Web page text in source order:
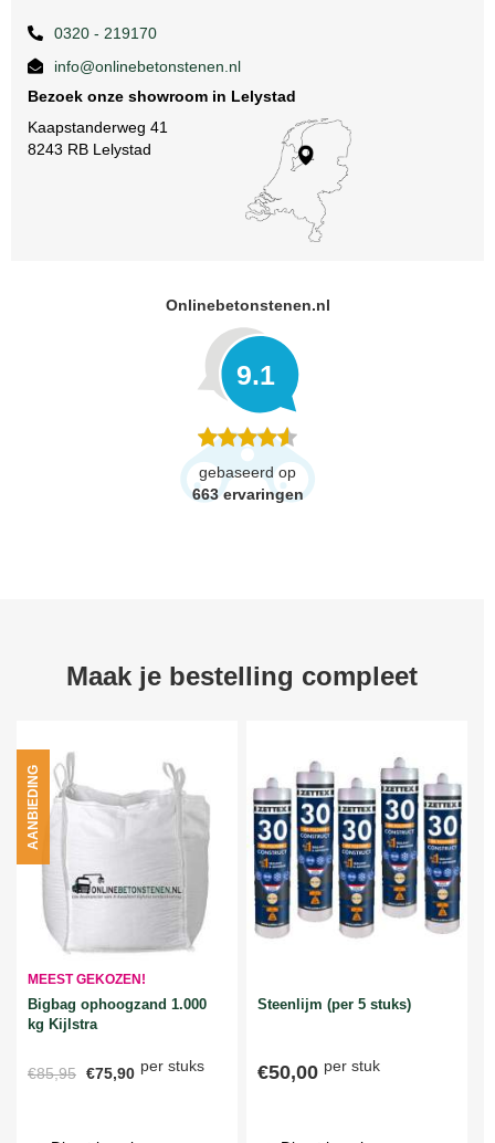
0320 - 219170
info@onlinebetonstenen.nl
Bezoek onze showroom in Lelystad
Kaapstanderweg 41
8243 RB Lelystad
Onlinebetonstenen.nl
9.1
gebaseerd op
663 ervaringen
Maak je bestelling compleet
MEEST GEKOZEN!
Bigbag ophoogzand 1.000
kg Kijlstra
€85,95 €75,90 per stuks
AANBIEDING
Steenlijm (per 5 stuks)
€50,00 per stuk